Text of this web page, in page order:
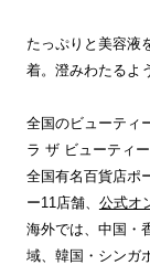
たっぷりと美容液
着。澄みわたるよ
全国のビューティ
ラ ザ ビューティ
全国有名百貨店ポ
ー11店舗、 公式オ
海外では、中国・
域、韓国・シンガ